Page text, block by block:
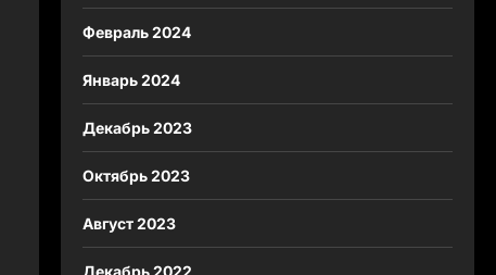
Февраль 2024
Январь 2024
Декабрь 2023
Октябрь 2023
Август 2023